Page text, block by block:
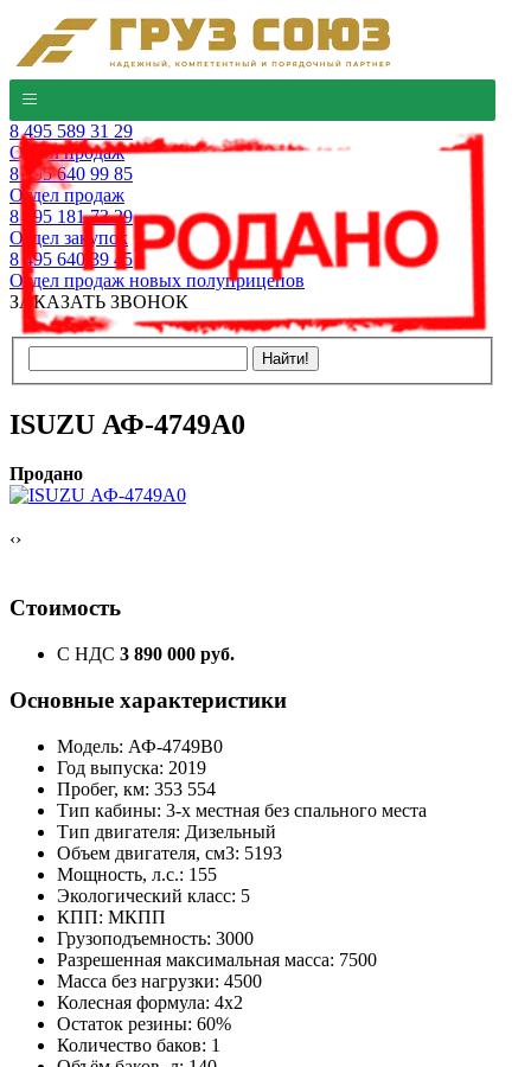
8 495 589 31 29
Отдел продаж
8 495 640 99 85
Отдел продаж
8 495 181 73 29
Отдел закупок
8 495 640 39 45
Отдел продаж новых полуприцепов
ЗАКАЗАТЬ ЗВОНОК
ISUZU АФ-4749А0
Продано
‹›
Стоимость
С НДС 3 890 000 руб.
Основные характеристики
Модель: АФ-4749B0
Год выпуска: 2019
Пробег, км: 353 554
Тип кабины: 3-х местная без спального места
Тип двигателя: Дизельный
Объем двигателя, см3: 5193
Мощность, л.с.: 155
Экологический класс: 5
КПП: МКПП
Грузоподъемность: 3000
Разрешенная максимальная масса: 7500
Масса без нагрузки: 4500
Колесная формула: 4x2
Остаток резины: 60%
Количество баков: 1